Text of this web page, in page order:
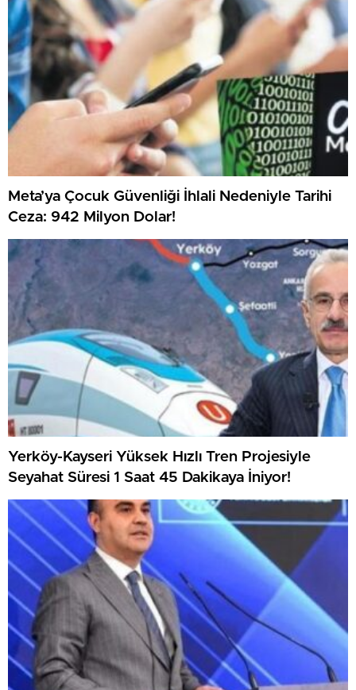
Meta’ya Çocuk Güvenliği İhlali Nedeniyle Tarihi
Ceza: 942 Milyon Dolar!
Yerköy-Kayseri Yüksek Hızlı Tren Projesiyle
Seyahat Süresi 1 Saat 45 Dakikaya İniyor!